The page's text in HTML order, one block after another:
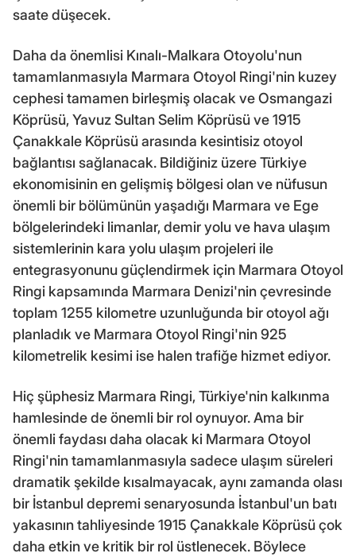
saate düşecek.
Daha da önemlisi Kınalı-Malkara Otoyolu'nun
tamamlanmasıyla Marmara Otoyol Ringi'nin kuzey
cephesi tamamen birleşmiş olacak ve Osmangazi
Köprüsü, Yavuz Sultan Selim Köprüsü ve 1915
Çanakkale Köprüsü arasında kesintisiz otoyol
bağlantısı sağlanacak. Bildiğiniz üzere Türkiye
ekonomisinin en gelişmiş bölgesi olan ve nüfusun
önemli bir bölümünün yaşadığı Marmara ve Ege
bölgelerindeki limanlar, demir yolu ve hava ulaşım
sistemlerinin kara yolu ulaşım projeleri ile
entegrasyonunu güçlendirmek için Marmara Otoyol
Ringi kapsamında Marmara Denizi'nin çevresinde
toplam 1255 kilometre uzunluğunda bir otoyol ağı
planladık ve Marmara Otoyol Ringi'nin 925
kilometrelik kesimi ise halen trafiğe hizmet ediyor.
Hiç şüphesiz Marmara Ringi, Türkiye'nin kalkınma
hamlesinde de önemli bir rol oynuyor. Ama bir
önemli faydası daha olacak ki Marmara Otoyol
Ringi'nin tamamlanmasıyla sadece ulaşım süreleri
dramatik şekilde kısalmayacak, aynı zamanda olası
bir İstanbul depremi senaryosunda İstanbul'un batı
yakasının tahliyesinde 1915 Çanakkale Köprüsü çok
daha etkin ve kritik bir rol üstlenecek. Böylece